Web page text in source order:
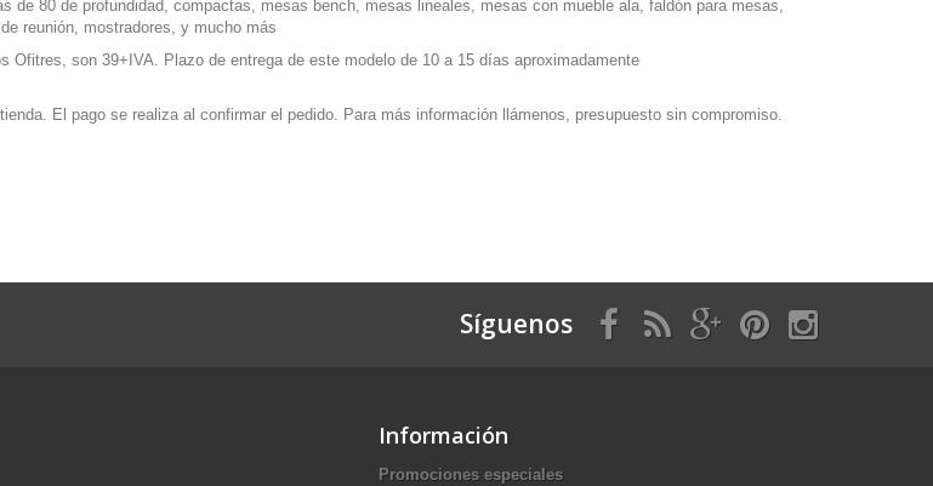
de 80 de profundidad, compactas, mesas bench, mesas lineales, mesas con mueble ala, faldón para mesas,
reunión, mostradores, y mucho más
Ofitres, son 39+IVA. Plazo de entrega de este modelo de 10 a 15 días aproximadamente
El pago se realiza al confirmar el pedido. Para más información llámenos, presupuesto sin compromiso.
Síguenos
Información
Promociones especiales